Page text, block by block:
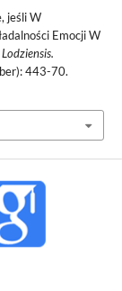
jeśli W
Emocji W
443-70.